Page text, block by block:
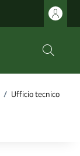
/ Ufficio tecnico